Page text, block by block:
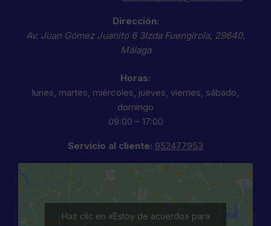
Dirección:
Av. Juan Gómez Juanito 6 3Izda Fuengirola, 29640,
Málaga
Horas:
lunes, martes, miércoles, jueves, viernes, sábado,
domingo
09:00 – 17:00
Servicio al cliente: 952477953
Haz clic en «Estoy de acuerdo» para